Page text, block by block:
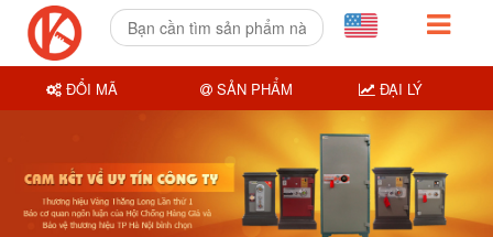
ĐỔI MÃ SẢN PHẨM ĐẠI LÝ